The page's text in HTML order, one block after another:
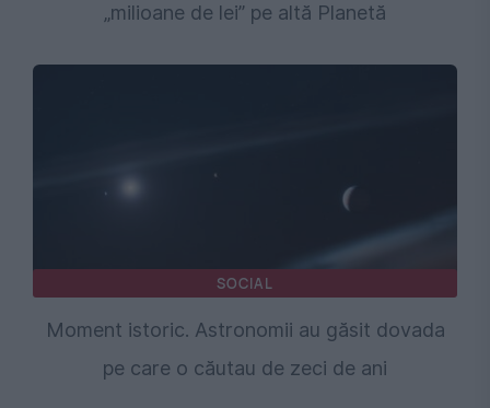
„milioane de lei” pe altă Planetă
SOCIAL
Moment istoric. Astronomii au găsit dovada
pe care o căutau de zeci de ani